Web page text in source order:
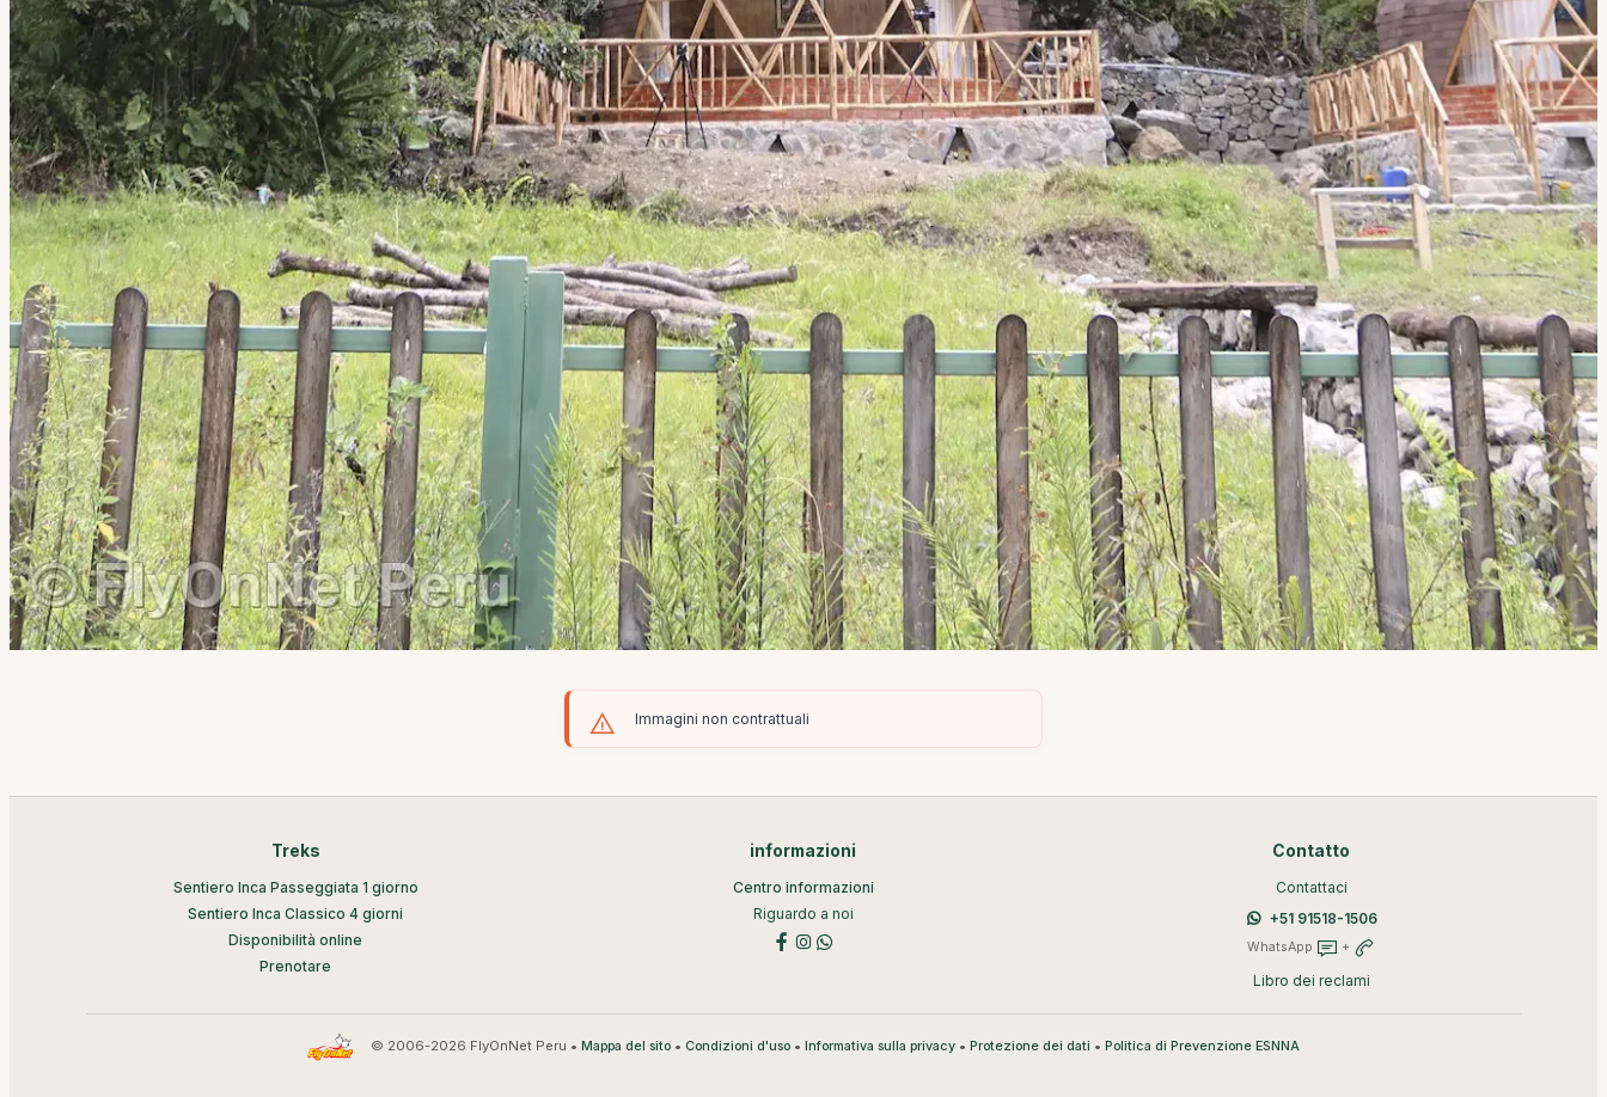
Immagini non contrattuali
Treks
Sentiero Inca Passeggiata 1 giorno
Sentiero Inca Classico 4 giorni
Disponibilità online
Prenotare
informazioni
Centro informazioni
Riguardo a noi
Contatto
Contattaci
+51 91518-1506
WhatsApp +
Libro dei reclami
© 2006-2026 FlyOnNet Peru • Mappa del sito• Condizioni d'uso• Informativa sulla privacy• Protezione dei dati • Politica di Prevenzione ESNNA